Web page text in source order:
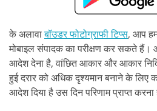
के अलावाबॉउडर फोटोग्राफी टिप्स, आप
मोबाइल संपादक का परीक्षण कर सकते हैं।
आदेश देना है, वांछित आकार और आकार
हुई दरार को अधिक दृश्यमान बनाने के
आदेश दिया है उस दिन परिणाम प्राप्त करना